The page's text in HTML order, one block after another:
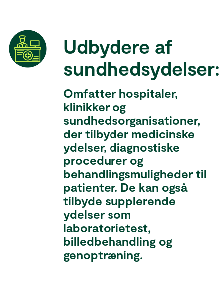
Udbydere af
sundhedsydelser:
Omfatter hospitaler,
klinikker og
sundhedsorganisationer,
der tilbyder medicinske
ydelser, diagnostiske
procedurer og
behandlingsmuligheder til
patienter. De kan også
tilbyde supplerende
ydelser som
laboratorietest,
billedbehandling og
genoptræning.